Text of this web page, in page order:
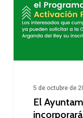
Orusco
incorporará
5 de octubre de
El